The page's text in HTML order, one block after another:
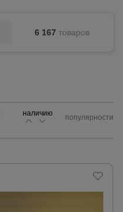
6 167 товаров
наличию популярности